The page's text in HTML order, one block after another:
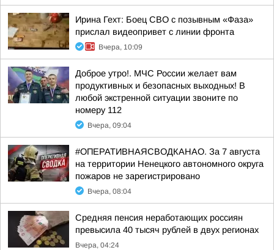
Ирина Гехт: Боец СВО с позывным «Фаза»
прислал видеопривет с линии фронта
Вчера, 10:09
Доброе утро!. МЧС России желает вам
продуктивных и безопасных выходных! В
любой экстренной ситуации звоните по
номеру 112
Вчера, 09:04
#ОПЕРАТИВНАЯСВОДКАНАО. За 7 августа
на территории Ненецкого автономного округа
пожаров не зарегистрировано
Вчера, 08:04
Средняя пенсия неработающих россиян
превысила 40 тысяч рублей в двух регионах
Вчера, 04:24